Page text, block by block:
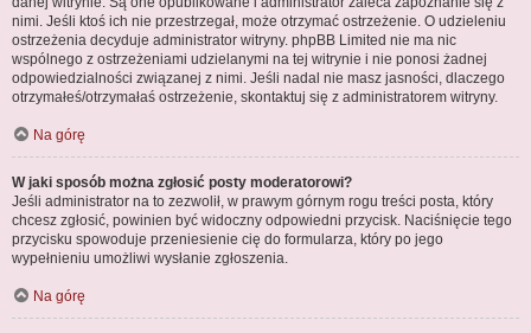
nimi. Jeśli ktoś ich nie przestrzegał, może otrzymać ostrzeżenie. O udzieleniu
ostrzeżenia decyduje administrator witryny. phpBB Limited nie ma nic
wspólnego z ostrzeżeniami udzielanymi na tej witrynie i nie ponosi żadnej
odpowiedzialności związanej z nimi. Jeśli nadal nie masz jasności, dlaczego
otrzymałeś/otrzymałaś ostrzeżenie, skontaktuj się z administratorem witryny.
Na górę
W jaki sposób można zgłosić posty moderatorowi?
Jeśli administrator na to zezwolił, w prawym górnym rogu treści posta, który
chcesz zgłosić, powinien być widoczny odpowiedni przycisk. Naciśnięcie tego
przycisku spowoduje przeniesienie cię do formularza, który po jego
wypełnieniu umożliwi wysłanie zgłoszenia.
Na górę